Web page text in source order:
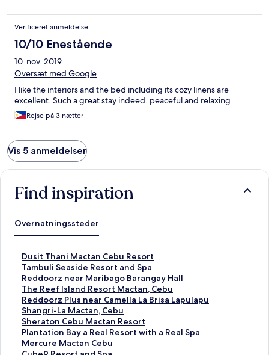
Verificeret anmeldelse
10/10 Enestående
10. nov. 2019
Oversæt med Google
I like the interiors and the bed including its cozy linens are
excellent. Such a great stay indeed. peaceful and relaxing
Rejse på 3 nætter
Vis 5 anmeldelser
Find inspiration
Overnatningssteder
Dusit Thani Mactan Cebu Resort
L
i
n
k
å
b
n
e
r
Tambuli Seaside Resort and Spa
L
i
n
k
å
b
n
e
Reddoorz near Maribago Barangay Hall
L
i
n
k
å
b
n
The Reef Island Resort Mactan, Cebu
L
i
n
k
å
b
Reddoorz Plus near Camella La Brisa Lapulapu
L
i
n
k
å
Shangri-La Mactan, Cebu
L
i
n
k
Sheraton Cebu Mactan Resort
L
i
n
Plantation Bay a Real Resort with a Real Spa
L
iMercure Mactan Cebu
L